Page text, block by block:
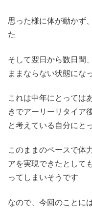
思った様に体が動かず
た
そして翌日から数日間
ままならない状態にな
これは中年にとっては
きでアーリーリタイア
と考えている自分にと
このままのペースで体
アを実現できたとして
ってしまいそうです
なので、今回のことに